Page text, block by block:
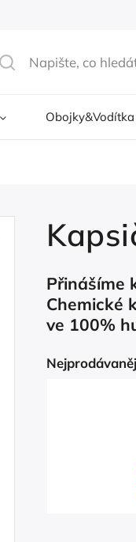
Obojky&Vodítka
Přinášíme
Chemické
ve 100%